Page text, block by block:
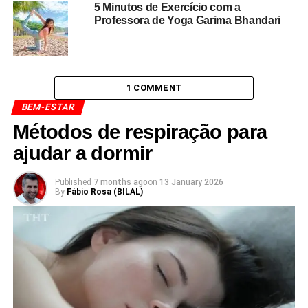
5 Minutos de Exercício com a
Professora de Yoga Garima Bhandari
1 COMMENT
BEM-ESTAR
Métodos de respiração para
ajudar a dormir
Published 7 months agoon 13 January 2026
By Fábio Rosa (BILAL)